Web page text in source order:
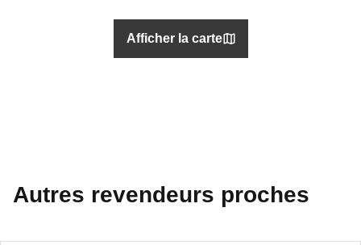
Afficher la carte
Autres revendeurs proches